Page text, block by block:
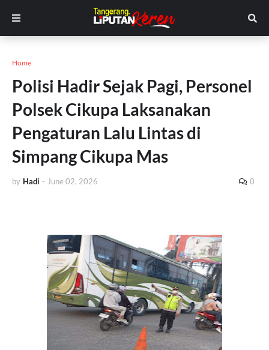
Home
Polisi Hadir Sejak Pagi, Personel
Polsek Cikupa Laksanakan
Pengaturan Lalu Lintas di
Simpang Cikupa Mas
by Hadi - June 02, 2026 0